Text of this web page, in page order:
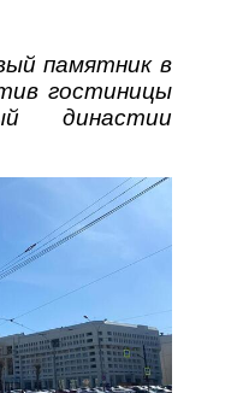
памятник в
гостиницы
династии